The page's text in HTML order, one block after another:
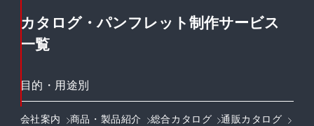
カタログ・パンフレット制作サービス
一覧
目的・用途別
会社案内 商品・製品紹介 総合カタログ
通販カタログ